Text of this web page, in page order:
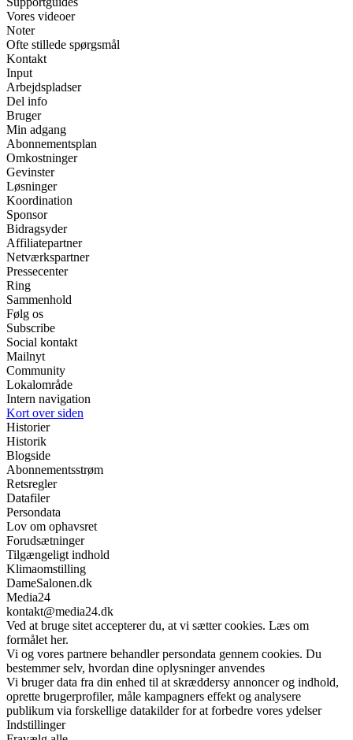
Vores videoer
Noter
Ofte stillede spørgsmål
Kontakt
Input
Arbejdspladser
Del info
Bruger
Min adgang
Abonnementsplan
Omkostninger
Gevinster
Løsninger
Koordination
Sponsor
Bidragsyder
Affiliatepartner
Netværkspartner
Pressecenter
Ring
Sammenhold
Følg os
Subscribe
Social kontakt
Mailnyt
Community
Lokalområde
Intern navigation
Kort over siden
Historier
Historik
Blogside
Abonnementsstrøm
Retsregler
Datafiler
Persondata
Lov om ophavsret
Forudsætninger
Tilgængeligt indhold
Klimaomstilling
DameSalonen.dk
Media24
kontakt@media24.dk
Ved at bruge sitet accepterer du, at vi sætter cookies. Læs om
formålet her.
Vi og vores partnere behandler persondata gennem cookies. Du
bestemmer selv, hvordan dine oplysninger anvendes
Vi bruger data fra din enhed til at skræddersy annoncer og indhold,
oprette brugerprofiler, måle kampagners effekt og analysere
publikum via forskellige datakilder for at forbedre vores ydelser
Indstillinger